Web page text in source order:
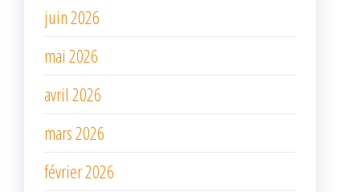
juin 2026
mai 2026
avril 2026
mars 2026
février 2026